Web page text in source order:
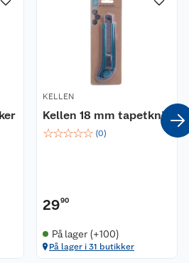
til snøskuffe og spade.
separat.
for å fjerne opphopet
i ulike omgivelser, for
og hager.
skaft
må kjøpes separat.
KELLEN
Kellen 18 mm tapetkniv
☆☆☆☆☆ (0)
2990
På lager (+100)
På lager i 31 butikker